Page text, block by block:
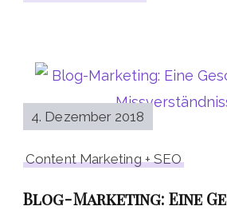
4. Dezember 2018
Content Marketing + SEO
Blog-Marketing: Eine